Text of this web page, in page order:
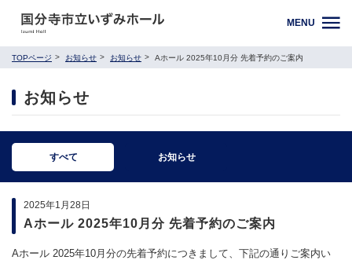
MENU
TOPページ お知らせ お知らせ Aホール 2025年10月分 先着予約のご案内
お知らせ
すべて お知らせ
2025年1月28日
Aホール 2025年10月分 先着予約のご案内
Aホール 2025年10月分の先着予約につきまして、下記の通りご案内い